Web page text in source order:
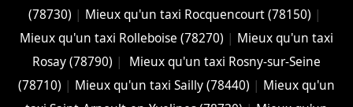
(78730) | Mieux qu'un taxi Rocquencourt (78150) |
Mieux qu'un taxi Rolleboise (78270) | Mieux qu'un taxi
Rosay (78790) |
Mieux qu'un taxi Rosny-sur-Seine
(78710) | Mieux qu'un taxi Sailly (78440) | Mieux qu'un